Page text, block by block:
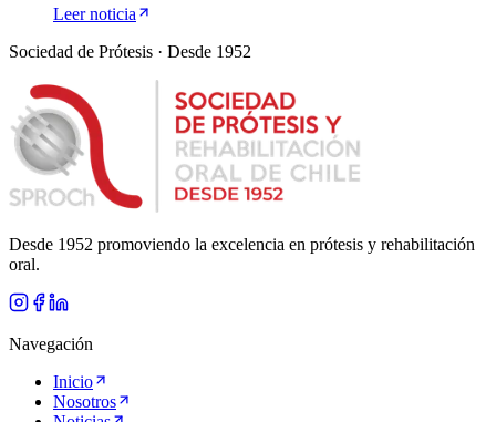
Leer noticia
Sociedad de Prótesis · Desde 1952
Desde 1952 promoviendo la excelencia en prótesis y rehabilitación
oral.
Navegación
Inicio
Nosotros